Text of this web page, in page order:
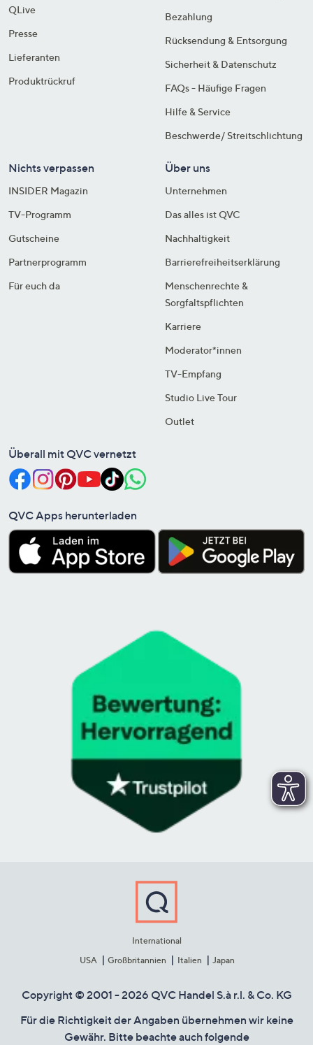
QLive
Presse
Lieferanten
Produktrückruf
Bezahlung
Rücksendung & Entsorgung
Sicherheit & Datenschutz
FAQs - Häufige Fragen
Hilfe & Service
Beschwerde/ Streitschlichtung
Nichts verpassen
INSIDER Magazin
TV-Programm
Gutscheine
Partnerprogramm
Für euch da
Über uns
Unternehmen
Das alles ist QVC
Nachhaltigkeit
Barrierefreiheitserklärung
Menschenrechte &
Sorgfaltspflichten
Karriere
Moderator*innen
TV-Empfang
Studio Live Tour
Outlet
Überall mit QVC vernetzt
QVC Apps herunterladen
International
USA
Großbritannien Italien Japan
Copyright © 2001 - 2026 QVC Handel S.à r.l. & Co. KG
Für die Richtigkeit der Angaben übernehmen wir keine
Gewähr. Bitte beachte auch folgende